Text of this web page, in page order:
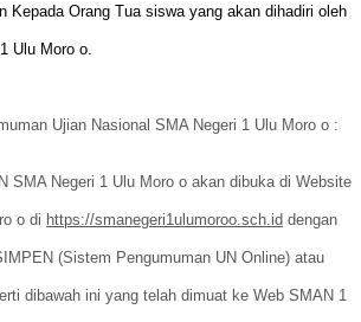
Kepada Orang Tua siswa yang akan dihadiri oleh
Ulu Moro o.
Ujian Nasional SMA Negeri 1 Ulu Moro o :
SMA Negeri 1 Ulu Moro o akan dibuka di Website
o di https://smanegeri1ulumoroo.sch.id dengan
(Sistem Pengumuman UN Online) atau
dibawah ini yang telah dimuat ke Web SMAN 1